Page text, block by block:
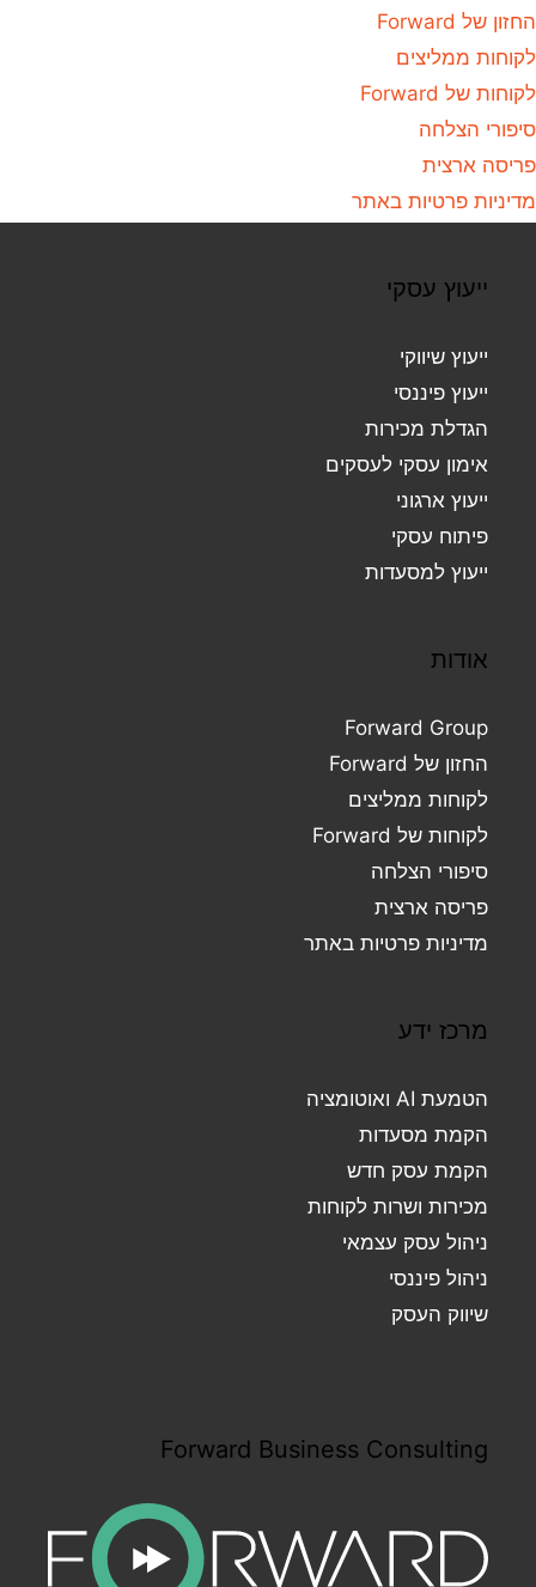
החזון של Forward
לקוחות ממליצים
לקוחות של Forward
סיפורי הצלחה
פריסה ארצית
מדיניות פרטיות באתר
ייעוץ עסקי
ייעוץ שיווקי
ייעוץ פיננסי
הגדלת מכירות
אימון עסקי לעסקים
ייעוץ ארגוני
פיתוח עסקי
ייעוץ למסעדות
אודות
Forward Group
החזון של Forward
לקוחות ממליצים
לקוחות של Forward
סיפורי הצלחה
פריסה ארצית
מדיניות פרטיות באתר
מרכז ידע
הטמעת AI ואוטומציה
הקמת מסעדות
הקמת עסק חדש
מכירות ושרות לקוחות
ניהול עסק עצמאי
ניהול פיננסי
שיווק העסק
Forward Business Consulting